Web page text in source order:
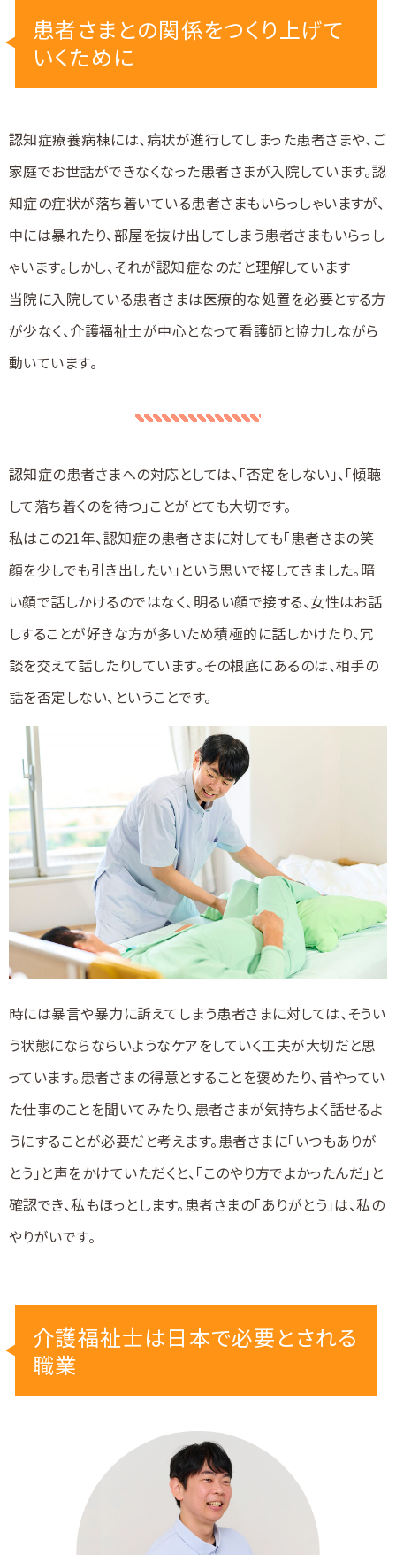
患者さまとの関係をつくり上げて
いくために
認知症療養病棟には、病状が進行してしまった患者さまや、ご
家庭でお世話ができなくなった患者さまが入院しています。認
知症の症状が落ち着いている患者さまもいらっしゃいますが、
中には暴れたり、部屋を抜け出してしまう患者さまもいらっし
ゃいます。しかし、それが認知症なのだと理解しています
当院に入院している患者さまは医療的な処置を必要とする方
が少なく、介護福祉士が中心となって看護師と協力しながら
動いています。
認知症の患者さまへの対応としては、「否定をしない」、「傾聴
して落ち着くのを待つ」ことがとても大切です。
私はこの21年、認知症の患者さまに対しても「患者さまの笑
顔を少しでも引き出したい」という思いで接してきました。暗
い顔で話しかけるのではなく、明るい顔で接する、女性はお話
しすることが好きな方が多いため積極的に話しかけたり、冗
談を交えて話したりしています。その根底にあるのは、相手の
話を否定しない、ということです。
時には暴言や暴力に訴えてしまう患者さまに対しては、そうい
う状態にならならいようなケアをしていく工夫が大切だと思
っています。患者さまの得意とすることを褒めたり、昔やってい
た仕事のことを聞いてみたり、患者さまが気持ちよく話せるよ
うにすることが必要だと考えます。患者さまに「いつもありが
とう」と声をかけていただくと、「このやり方でよかったんだ」と
確認でき、私もほっとします。患者さまの「ありがとう」は、私の
やりがいです。
介護福祉士は日本で必要とされる
職業